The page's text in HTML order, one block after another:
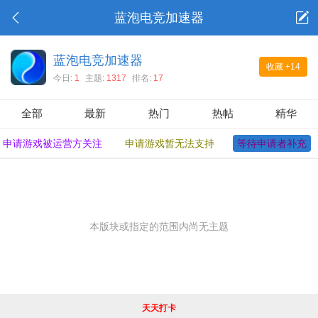
蓝泡电竞加速器
收藏 +14
蓝泡电竞加速器
今日: 1 主题: 1317 排名: 17
全部 最新 热门 热帖 精华
申请游戏被运营方关注 申请游戏暂无法支持 等待申请者补充
本版块或指定的范围内尚无主题
天天打卡